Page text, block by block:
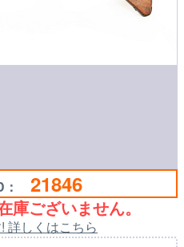
： 21846
庫ございません。
詳しくはこちら